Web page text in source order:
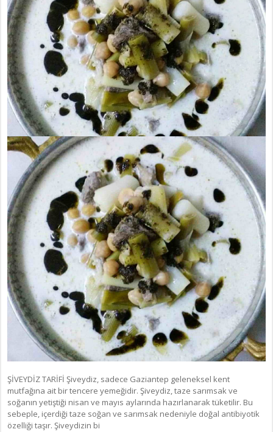
ŞİVEYDİZ TARİFİ Şiveydiz, sadece Gaziantep geleneksel kent
mutfağına ait bir tencere yemeğidir. Şiveydiz, taze sarımsak ve
soğanın yetiştiği nisan ve mayıs aylarında hazırlanarak tüketilir. Bu
sebeple, içerdiği taze soğan ve sarımsak nedeniyle doğal antibiyotik
özelliği taşır. Şiveydizin bi